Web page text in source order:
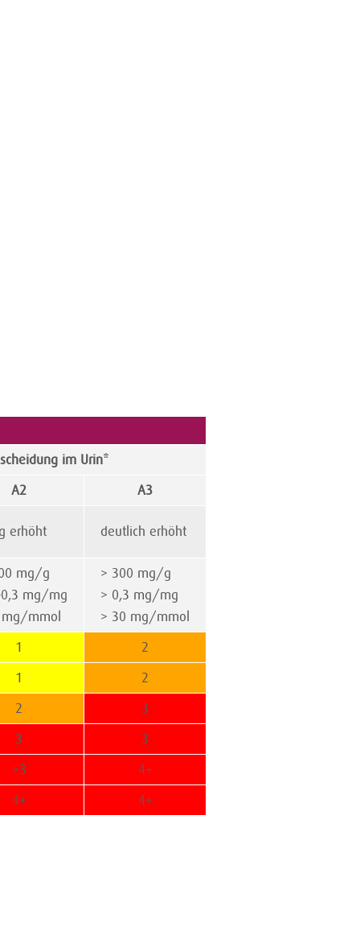
im Urin*
A2
A3
erhöht deutlich erhöht
mg/g
mg/mg
mg/mmol
> 300 mg/g
> 0,3 mg/mg
> 30 mg/mmol
1
2
1
2
2
3
3
3
>3
4+
4+ 4+